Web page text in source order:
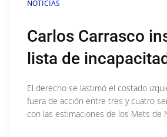
NOTICIAS
Carlos Carrasco
lista de
El derecho se lastimó el costado
fuera de acción entre tres y cuatro
con las estimaciones de los Mets de